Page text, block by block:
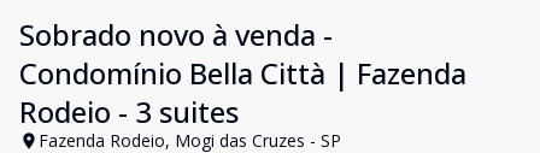
Sobrado novo à venda -
Condomínio Bella Città | Fazenda
Rodeio - 3 suites
Fazenda Rodeio, Mogi das Cruzes - SP